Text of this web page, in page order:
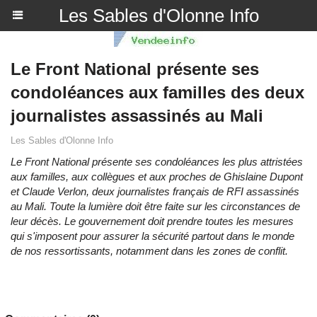
Les Sables d'Olonne Info
Le Front National présente ses
condoléances aux familles des deux
journalistes assassinés au Mali
Les Sables d'Olonne Info
Le Front National présente ses condoléances les plus attristées
aux familles, aux collègues et aux proches de Ghislaine Dupont
et Claude Verlon, deux journalistes français de RFI assassinés
au Mali. Toute la lumière doit être faite sur les circonstances de
leur décès. Le gouvernement doit prendre toutes les mesures
qui s'imposent pour assurer la sécurité partout dans le monde
de nos ressortissants, notamment dans les zones de conflit.